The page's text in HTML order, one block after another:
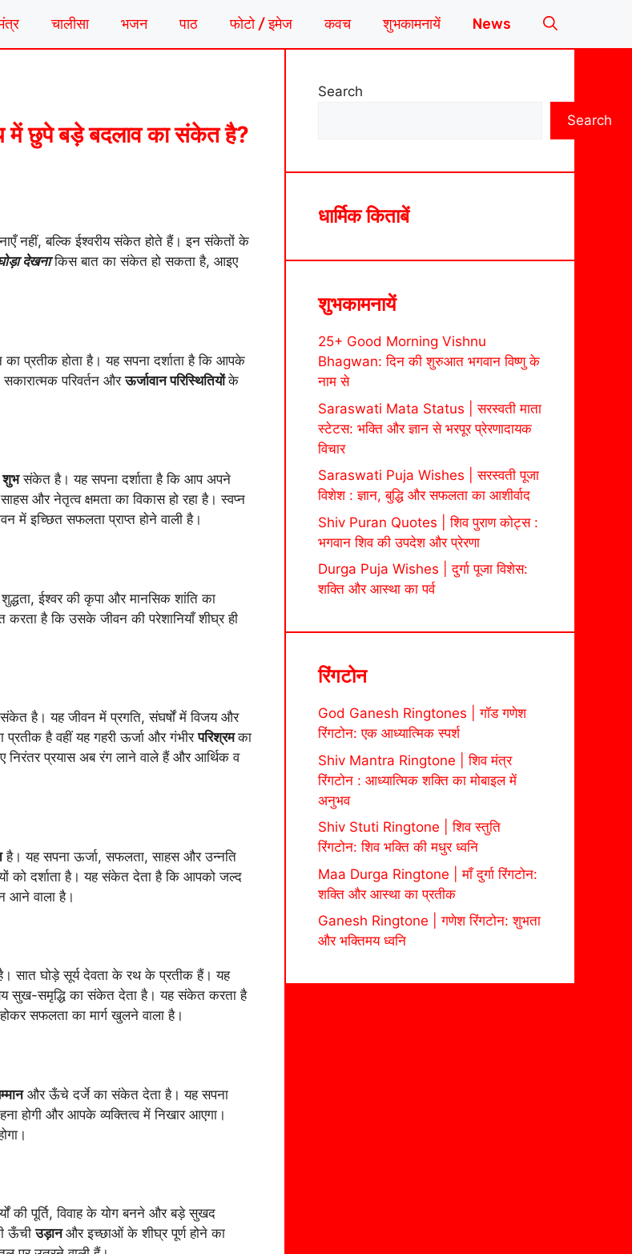
चालीसा भजन पाठ फोटो / इमेज कवच शुभकामनायें News
में छुपे बड़े बदलाव का संकेत है?
नहीं, बल्कि ईश्वरीय संकेत होते हैं। इन संकेतों के
देखनाकिस बात का संकेत हो सकता है, आइए
प्रतीक होता है। यह सपना दर्शाता है कि आपके
परिवर्तन औरऊर्जावान परिस्थितियोंके
शुभसंकेत है। यह सपना दर्शाता है कि आप अपने
और नेतृत्व क्षमता का विकास हो रहा है। स्वप्न
इच्छित सफलता प्राप्त होने वाली है।
ईश्वर की कृपा और मानसिक शांति का
है कि उसके जीवन की परेशानियाँ शीघ्र ही
है। यह जीवन में प्रगति, संघर्षों में विजय और
प्रतीक है वहीं यह गहरी ऊर्जा और गंभीरपरिश्रमका
निरंतर प्रयास अब रंग लाने वाले हैं और आर्थिक व
है। यह सपना ऊर्जा, सफलता, साहस और उन्नति
को दर्शाता है। यह संकेत देता है कि आपको जल्द
आने वाला है।
सात घोड़े सूर्य देवता के रथ के प्रतीक हैं। यह
सुख-समृद्धि का संकेत देता है। यह संकेत करता है
सफलता का मार्ग खुलने वाला है।
और ऊँचे दर्जे का संकेत देता है। यह सपना
होगी और आपके व्यक्तित्व में निखार आएगा।
की पूर्ति, विवाह के योग बनने और बड़े सुखद
ऊँचीउड़ानऔर इच्छाओं के शीघ्र पूर्ण होने का
Search
Search
धार्मिक किताबें
शुभकामनायें
25+ Good Morning Vishnu
Bhagwan: दिन की शुरुआत भगवान विष्णु के
नाम से
Saraswati Mata Status | सरस्वती माता
स्टेटस: भक्ति और ज्ञान से भरपूर प्रेरणादायक
विचार
Saraswati Puja Wishes | सरस्वती पूजा
विशेश : ज्ञान, बुद्धि और सफलता का आशीर्वाद
Shiv Puran Quotes | शिव पुराण कोट्स :
भगवान शिव की उपदेश और प्रेरणा
Durga Puja Wishes | दुर्गा पूजा विशेस:
शक्ति और आस्था का पर्व
रिंगटोन
God Ganesh Ringtones | गॉड गणेश
रिंगटोन: एक आध्यात्मिक स्पर्श
Shiv Mantra Ringtone | शिव मंत्र
रिंगटोन : आध्यात्मिक शक्ति का मोबाइल में
अनुभव
Shiv Stuti Ringtone | शिव स्तुति
रिंगटोन: शिव भक्ति की मधुर ध्वनि
Maa Durga Ringtone | माँ दुर्गा रिंगटोन:
शक्ति और आस्था का प्रतीक
Ganesh Ringtone | गणेश रिंगटोन: शुभता
और भक्तिमय ध्वनि